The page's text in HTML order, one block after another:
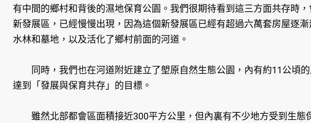
有中間的鄉村和背後的濕地保育公園。我們很期待看到這三方面共存時
新發展區，已經慢慢出現，因為這個新發展區已經有超過六萬套房屋逐
水林和墓地，以及活化了鄉村前面的河道。
同時，我們也在河道附近建立了塱原自然生態公園，內有約11公頃
達到「發展與保育共存」的目標。
雖然北部都會區面積接近300平方公里，但內裏有不少地方受到生態